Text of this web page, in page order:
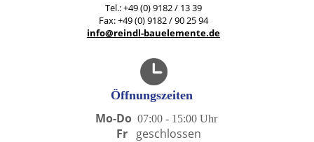
Tel.: +49 (0) 9182 / 13 39
Fax: +49 (0) 9182 / 90 25 94
info@reindl-bauelemente.de
Öffnungszeiten
Mo-Do 07:00 - 15:00 Uhr
Fr geschlossen